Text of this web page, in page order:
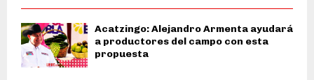
Acatzingo: Alejandro Armenta ayudará
a productores del campo con esta
propuesta